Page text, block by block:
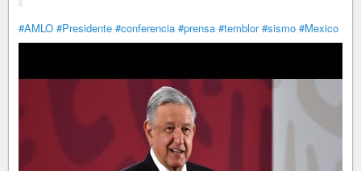
#AMLO #Presidente #conferencia #prensa #temblor #sismo #Mexico